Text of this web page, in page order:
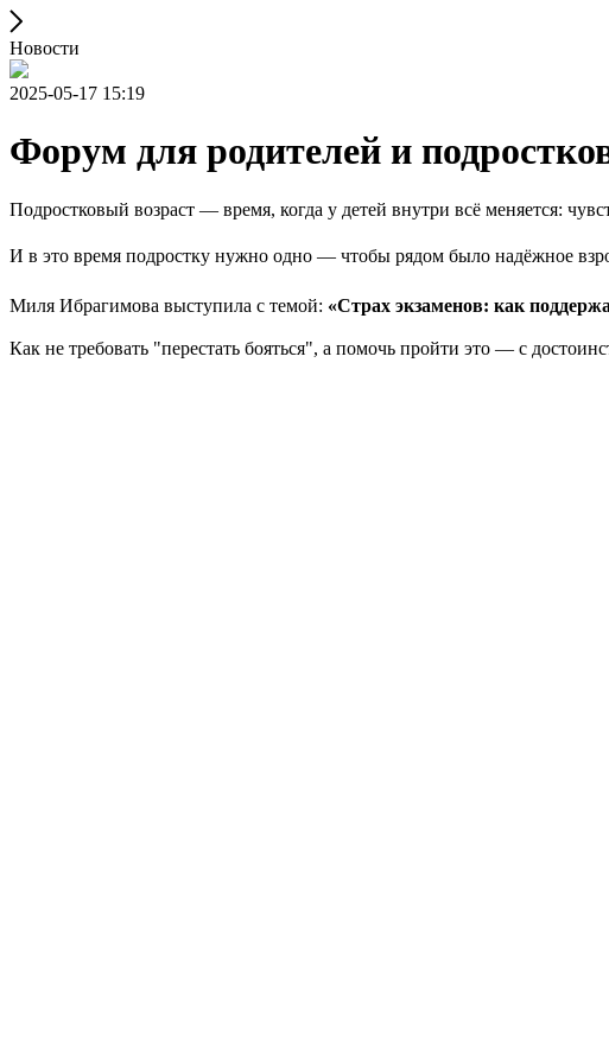
Новости
2025-05-17 15:19
Форум для родителей и
Подростковый возраст — время, когда у детей внутри всё меняется:
И в это время подростку нужно одно — чтобы рядом было надёжное
Миля Ибрагимова выступила с темой: «Страх экзаменов: как
Как не требовать "перестать бояться", а помочь пройти это — с